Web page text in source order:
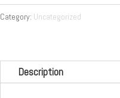
quantity
Category: Uncategorized
Description